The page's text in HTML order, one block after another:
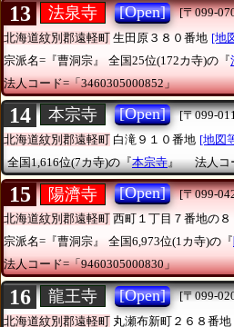
13 法泉寺 [Open]
[〒099-
北海道紋別郡遠軽町 生田原３８０番地 [地
宗派名=『曹洞宗』
全国25位(172カ寺)の『
法人コード=「3460305000852」
14 本宗寺 [Open]
[〒099-
北海道紋別郡遠軽町 白滝９１０番地 [地図
全国1,616位(7カ寺)の『本宗寺』 法人コ
15 陽濟寺 [Open]
[〒099-
北海道紋別郡遠軽町 西町１丁目７番地の８
宗派名=『曹洞宗』
全国6,973位(1カ寺)の『
法人コード=「9460305000830」
16 龍王寺 [Open]
[〒099-
北海道紋別郡遠軽町 丸瀬布新町２６８番地